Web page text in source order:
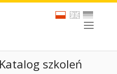
szkoleń